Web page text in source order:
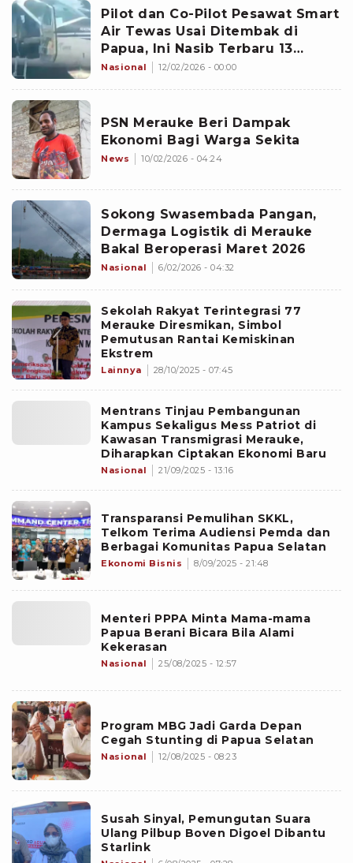
Pilot dan Co-Pilot Pesawat Smart
Air Tewas Usai Ditembak di
Papua, Ini Nasib Terbaru 13
Penumpang
Nasional 12/02/2026 - 00:00
PSN Merauke Beri Dampak
Ekonomi Bagi Warga Sekita
News 10/02/2026 - 04:24
Sokong Swasembada Pangan,
Dermaga Logistik di Merauke
Bakal Beroperasi Maret 2026
Nasional 6/02/2026 - 04:32
Sekolah Rakyat Terintegrasi 77
Merauke Diresmikan, Simbol
Pemutusan Rantai Kemiskinan
Ekstrem
Lainnya 28/10/2025 - 07:45
Mentrans Tinjau Pembangunan
Kampus Sekaligus Mess Patriot di
Kawasan Transmigrasi Merauke,
Diharapkan Ciptakan Ekonomi Baru
Nasional 21/09/2025 - 13:16
Transparansi Pemulihan SKKL,
Telkom Terima Audiensi Pemda dan
Berbagai Komunitas Papua Selatan
Ekonomi Bisnis 8/09/2025 - 21:48
Menteri PPPA Minta Mama-mama
Papua Berani Bicara Bila Alami
Kekerasan
Nasional 25/08/2025 - 12:57
Program MBG Jadi Garda Depan
Cegah Stunting di Papua Selatan
Nasional 12/08/2025 - 08:23
Susah Sinyal, Pemungutan Suara
Ulang Pilbup Boven Digoel Dibantu
Starlink